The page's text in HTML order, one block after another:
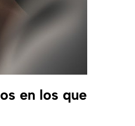
en los que